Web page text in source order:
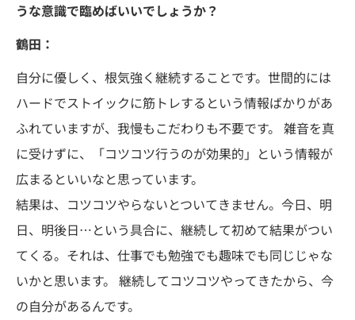
うな意識で臨めばいいでしょうか？
鶴田：
自分に優しく、根気強く継続することです。世間的には
ハードでストイックに筋トレするという情報ばかりがあ
ふれていますが、我慢もこだわりも不要です。 雑音を真
に受けずに、「コツコツ行うのが効果的」という情報が
広まるといいなと思っています。
結果は、コツコツやらないとついてきません。今日、明
日、明後日…という具合に、継続して初めて結果がつい
てくる。それは、仕事でも勉強でも趣味でも同じじゃな
いかと思います。 継続してコツコツやってきたから、今
の自分があるんです。